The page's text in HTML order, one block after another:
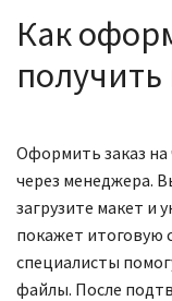
Как
Оформить заказ
через менеджера.
загрузите макет и
покажет итоговую
специалисты
файлы. После